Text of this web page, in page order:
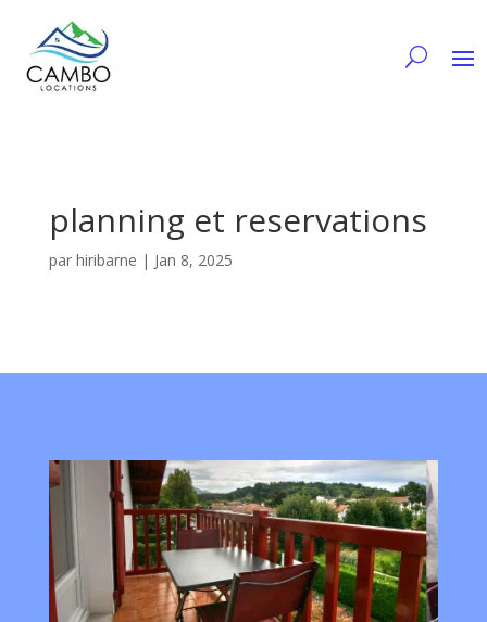
planning et reservations
par hiribarne | Jan 8, 2025